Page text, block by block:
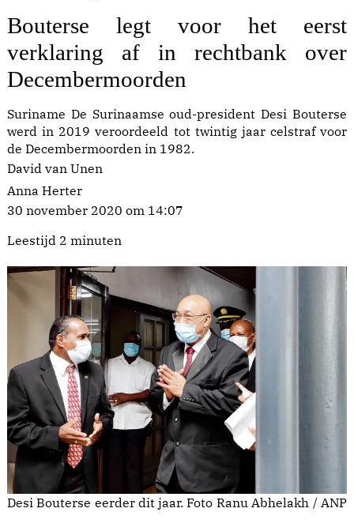
Bouterse legt voor het eerst
verklaring af in rechtbank over
Decembermoorden
Suriname De Surinaamse oud-president Desi Bouterse
werd in 2019 veroordeeld tot twintig jaar celstraf voor
de Decembermoorden in 1982.
David van Unen
Anna Herter
30 november 2020 om 14:07
Leestijd 2 minuten
Desi Bouterse eerder dit jaar. Foto Ranu Abhelakh / ANP